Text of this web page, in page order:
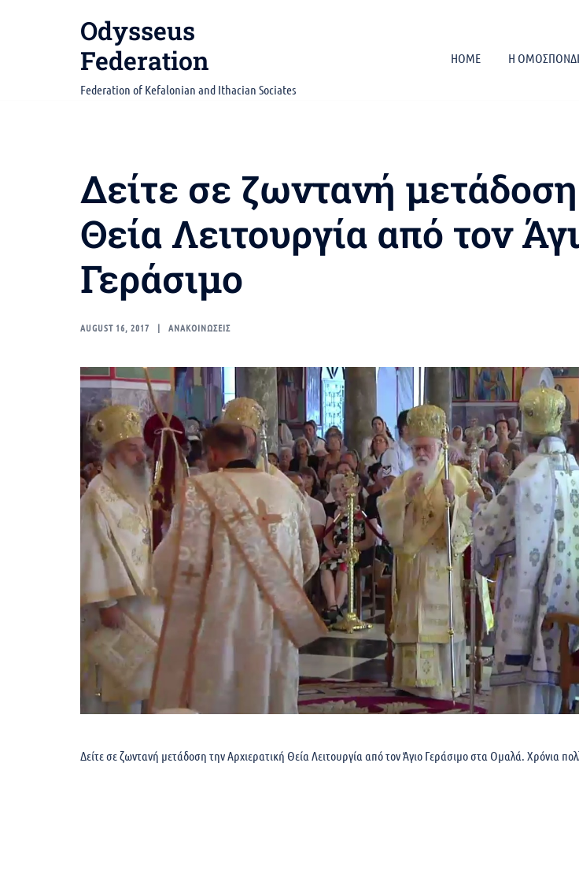
Odysseus
Federation
Federation of Kefalonian and Ithacian Sociates
HOME Η
Δείτε σε ζωντανή
Θεία Λειτουργία από τον
Γεράσιμο
AUGUST 16, 2017 ΑΝΑΚΟΙΝΩΣΕΙΣ
Δείτε σε ζωντανή μετάδοση την Αρχιερατική Θεία Λειτουργία από τον Άγιο Γεράσιμο στα Ομαλά. Χρόνια